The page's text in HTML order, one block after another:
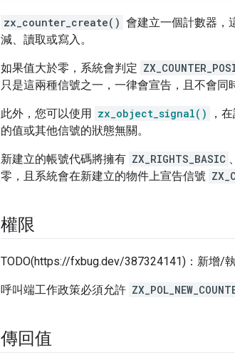
zx_counter_create() 會建立一個計數器，
減、讀取或寫入。
如果值大於零，系統會判定
只是這兩種信號之一，一律會宣告，且不會同
此外，您可以使用 zx_object_signal() ，
的值或其他信號的狀態無關。
新建立的帳號代碼將擁有 ZX_RIGHTS_BASIC 、
零，且系統會在新建立的物件上宣告信號
權限
TODO(https://fxbug.dev/387324141)：新增/執
呼叫端工作政策必須允許
傳回值